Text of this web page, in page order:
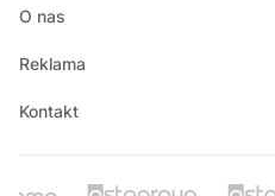
O nas
Reklama
Kontakt